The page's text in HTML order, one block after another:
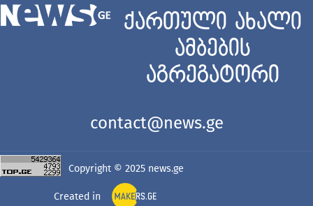
ქართული ახალი
ამბების
აგრეგატორი
contact@news.ge
Copyright © 2025 news.ge
Created in